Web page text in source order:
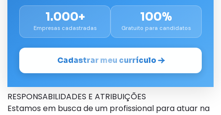
1.000+
Empresas cadastradas
100%
Gratuito para candidatos
Cadastrar meu currículo
RESPONSABILIDADES E ATRIBUIÇÕES
Estamos em busca de um profissional para atuar na